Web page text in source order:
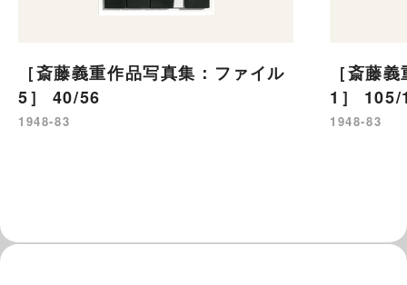
［斎藤義重作品写真集：ファイル
5］ 40/56
1948-83
［斎藤
1］ 105/
1948-83